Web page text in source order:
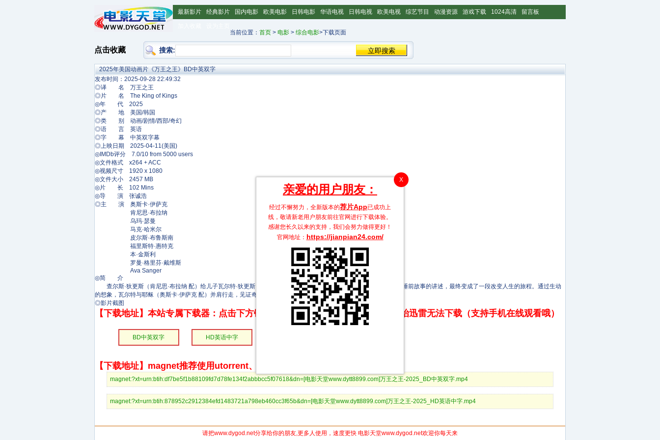
最新影片 经典影片 国内电影 欧美电影 日韩电影 华语电视 日韩电视 欧美电视 综艺节目 动漫资源 游戏下载 1024高清 留言板
当前位置： 首页 > 电影 > 综合电影>下载页面
点击收藏 搜索:
X
亲爱的用户朋友：
经过不懈努力，全新版本的荐片App已成功上
线，敬请新老用户朋友前往官网进行下载体验。
感谢您长久以来的支持，我们会努力做得更好！
官网地址： https://jianpian24.com/
2025年美国动画片《万王之王》BD中英双字
发布时间：2025-09-28 22:49:32
◎译 名 万王之王
◎片 名 The King of Kings
◎年 代 2025
◎产 地 美国/韩国
◎类 别 动画/剧情/西部/奇幻
◎语 言 英语
◎字 幕 中英双字幕
◎上映日期 2025-04-11(美国)
◎IMDb评分 7.0/10 from 5000 users
◎文件格式 x264 + ACC
◎视频尺寸 1920 x 1080
◎文件大小 2457 MB
◎片 长 102 Mins
◎导 演 张诚浩
◎主 演 奥斯卡·伊萨克
肯尼思·布拉纳
乌玛·瑟曼
马克·哈米尔
皮尔斯·布鲁斯南
福里斯特·惠特克
本·金斯利
罗曼·格里芬·戴维斯
Ava Sanger
◎简 介
查尔斯·狄更斯（肯尼思·布拉纳 配）给儿子瓦尔特·狄更斯（罗曼·格里芬·戴维斯 配）讲述一个故事，这场最初作为睡前故事的讲述，最终变成了一段改变人生的旅程。通过生动
的想象，瓦尔特与耶稣（奥斯卡·伊萨克 配）并肩行走，见证奇迹。
◎影片截图
【下载地址】本站专属下载器：点击下方链接 即可享受高速下载和在线播放 专治迅雷无法下载（支持手机在线观看哦）
BD中英双字 HD英语中字
【下载地址】magnet推荐使用utorrent、BitComet等bt客户端下载
magnet:?xt=urn:btih:df7be5f1b88109fd7d78fe134f2abbbcc5f07618&dn=[电影天堂www.dytt8899.com]万王之王-2025_BD中英双字.mp4
magnet:?xt=urn:btih:878952c2912384efd1483721a798eb460cc3f65b&dn=[电影天堂www.dytt8899.com]万王之王-2025_HD英语中字.mp4
请把www.dygod.net分享给你的朋友,更多人使用，速度更快 电影天堂www.dygod.net欢迎你每天来